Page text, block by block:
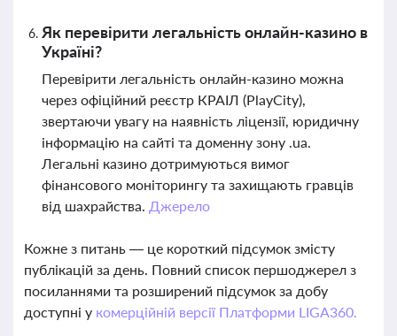
Як перевірити легальність онлайн-казино в
Україні?
Перевірити легальність онлайн-казино можна
через офіційний реєстр КРАІЛ (PlayCity),
звертаючи увагу на наявність ліцензії, юридичну
інформацію на сайті та доменну зону .ua.
Легальні казино дотримуються вимог
фінансового моніторингу та захищають гравців
від шахрайства. Джерело
Кожне з питань — це короткий підсумок змісту
публікацій за день. Повний список першоджерел з
посиланнями та розширений підсумок за добу
доступні у комерційній версії Платформи LIGA360.